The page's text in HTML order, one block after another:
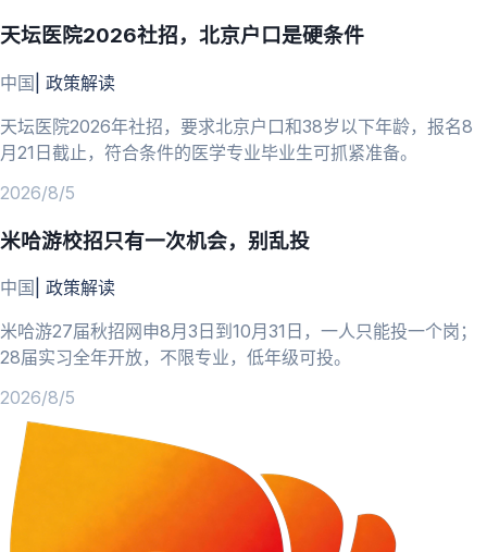
天坛医院2026社招，北京户口是硬条件
中国 政策解读
天坛医院2026年社招，要求北京户口和38岁以下年龄，报名8
月21日截止，符合条件的医学专业毕业生可抓紧准备。
2026/8/5
米哈游校招只有一次机会，别乱投
中国 政策解读
米哈游27届秋招网申8月3日到10月31日，一人只能投一个岗；
28届实习全年开放，不限专业，低年级可投。
2026/8/5